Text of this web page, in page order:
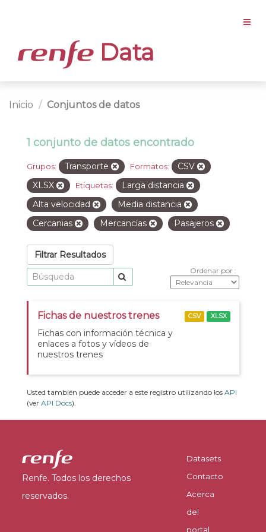
Data
Inicio Conjuntos de datos
1 conjunto de datos encontrado
Grupos: Transporte Formatos:
CSV
XLSX
Etiquetas:
Larga distancia
Alta velocidad
Media distancia
Cercanias
Mercancías Pasajeros
Filtrar Resultados
Ordenar por
Fichas de nuestros trenes
Fichas con información técnica y
enlaces a fotos y vídeos de
nuestros trenes
CSV XLSX
Usted también puede acceder a este registro utilizando los API
(ver API Docs).
Renfe. Todos los derechos
reservados.
Datasets
Contacto
Acerca
del
portal